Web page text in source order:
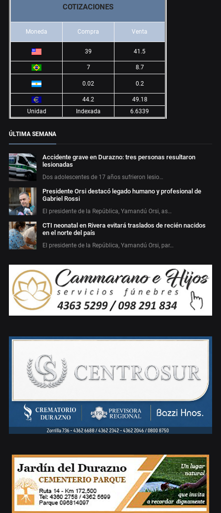
COTIZACIONES
Moneda Compra Venta
39 41.5
7 8.7
0.02 0.2
44.2
49.18
Unidad
Indexada 6.6339
ÚLTIMA SEMANA
Accidente grave en Durazno: tres personas resultaron
lesionadas
Dos adolescentes de 17 años sufrieron lesio…
Presidente Orsi destacó legado humano y profesional de
Gabriel Rossi
El presidente de la República, Yamandú Orsi, as…
CTI neonatal en Rivera evitará traslados de recién nacidos
en el norte del país
El presidente de la República, Yamandú Orsi, par…